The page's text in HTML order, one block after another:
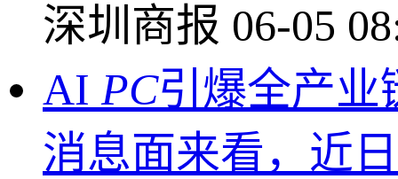
深圳商报 06-05
AI PC引爆全产业
消息面来看，近